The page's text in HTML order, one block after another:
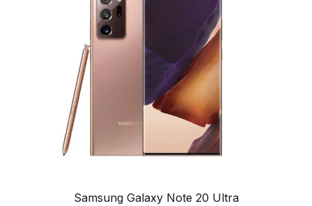
Samsung Galaxy Note 20 Ultra